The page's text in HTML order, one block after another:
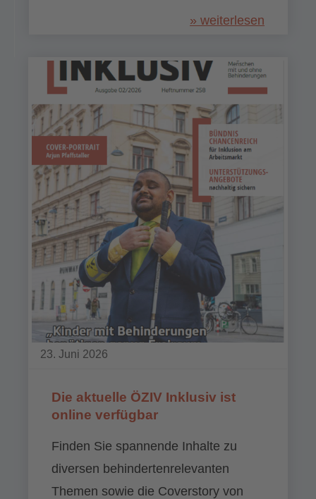
» weiterlesen
23. Juni 2026
Die aktuelle ÖZIV Inklusiv ist
online verfügbar
Finden Sie spannende Inhalte zu
diversen behindertenrelevanten
Themen sowie die Coverstory von